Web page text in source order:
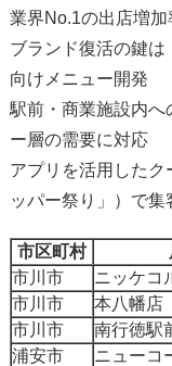
業界No.1の出店増加
ブランド復活の鍵
向けメニュー開発
駅前・商業施設内へ
ー層の需要に対応
アプリを活用したク
ッパー祭り」）で集
市区町村
市川市
ニッケコ
市川市
本八幡店
市川市
南行徳駅
浦安市
ニューコ